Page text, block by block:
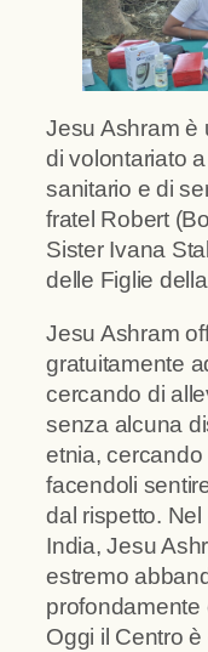
Jesu Ashram è
di volontariato
sanitario e di
fratel Robert
Sister Ivana
delle Figlie
Jesu Ashram
gratuitamente
cercando di
senza alcuna
etnia, cercando
facendoli
dal rispetto.
India, Jesu
estremo
profondamente
Oggi il Centro